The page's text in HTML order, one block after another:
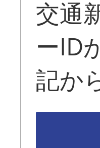
交通
ーID
記か